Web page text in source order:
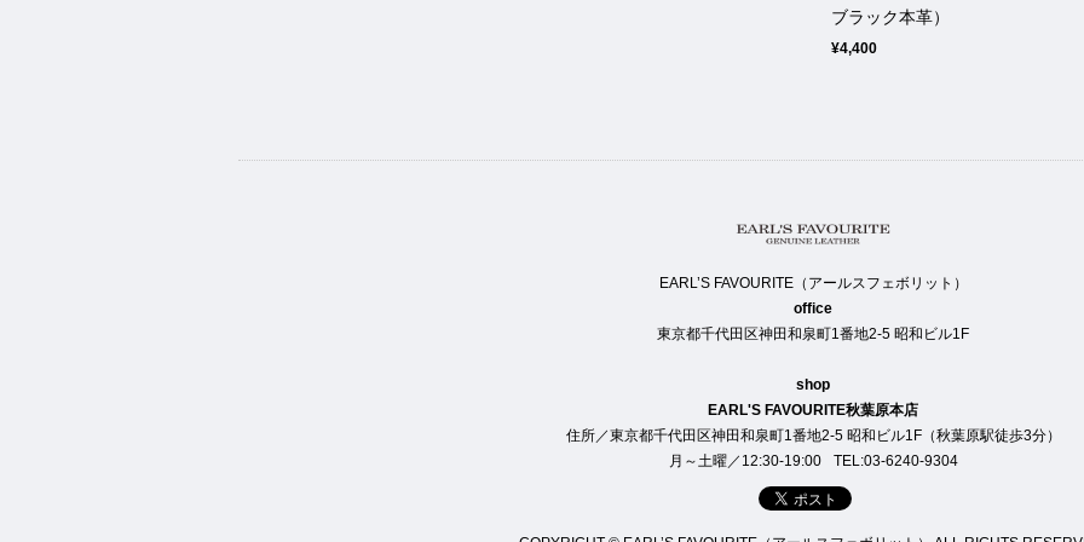
ブラック本革）
¥4,400
EARL’S FAVOURITE（アールスフェボリット）
office
東京都千代田区神田和泉町1番地2-5 昭和ビル1F
shop
EARL'S FAVOURITE秋葉原本店
住所／東京都千代田区神田和泉町1番地2-5 昭和ビル1F（秋葉原駅徒歩3分）
月～土曜／12:30-19:00
TEL:03-6240-9304